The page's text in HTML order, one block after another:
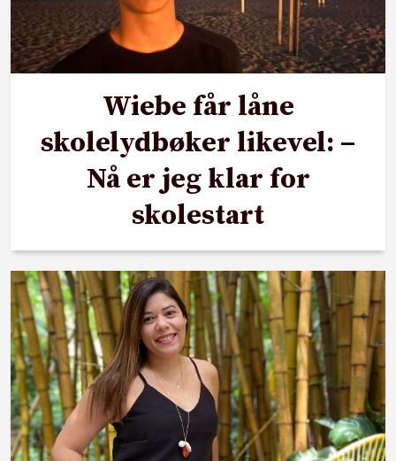
Wiebe får låne
skolelydbøker likevel: –
Nå er jeg klar for
skolestart